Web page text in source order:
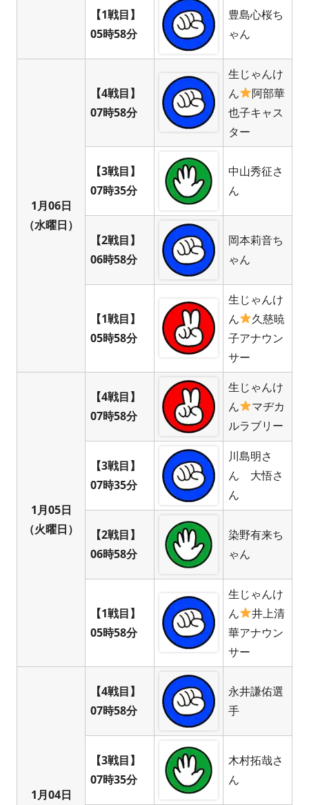
【1戦目】
05時58分
豊島心桜ち
ゃん
1月06日
（水曜日）
【4戦目】
07時58分
生じゃんけ
ん
阿部華
也子キャス
ター
【3戦目】
07時35分
中山秀征さ
ん
【2戦目】
06時58分
岡本莉音ち
ゃん
【1戦目】
05時58分
生じゃんけ
ん
久慈暁
子アナウン
サー
1月05日
（火曜日）
【4戦目】
07時58分
生じゃんけ
ん
マヂカ
ルラブリー
【3戦目】
07時35分
川島明さ
ん 大悟さ
ん
【2戦目】
06時58分
染野有来ち
ゃん
【1戦目】
05時58分
生じゃんけ
ん
井上清
華アナウン
サー
1月04日
【4戦目】
07時58分
永井謙佑選
手
【3戦目】
07時35分
木村拓哉さ
ん